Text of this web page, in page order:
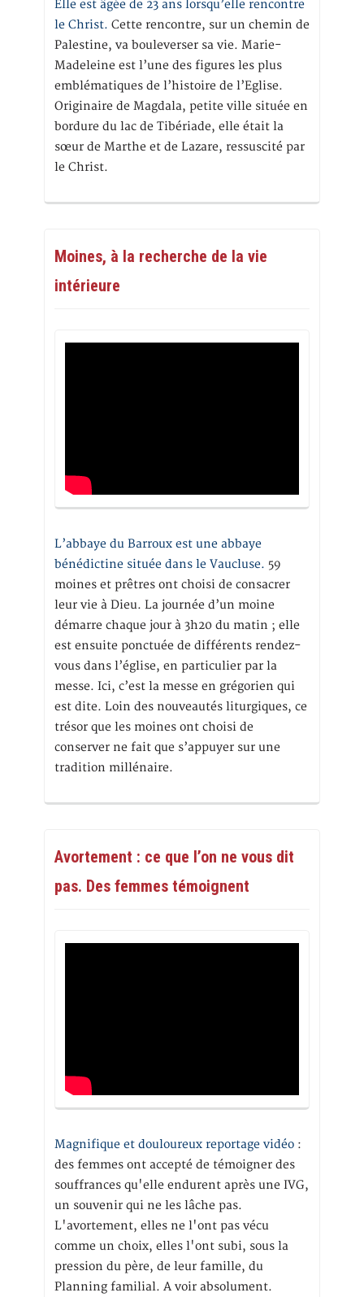
Elle est âgée de 23 ans lorsqu’elle rencontre
le Christ. Cette rencontre, sur un chemin de
Palestine, va bouleverser sa vie. Marie-
Madeleine est l’une des figures les plus
emblématiques de l’histoire de l’Eglise.
Originaire de Magdala, petite ville située en
bordure du lac de Tibériade, elle était la
sœur de Marthe et de Lazare, ressuscité par
le Christ.
Moines, à la recherche de la vie
intérieure
L’abbaye du Barroux est une abbaye
bénédictine située dans le Vaucluse. 59
moines et prêtres ont choisi de consacrer
leur vie à Dieu. La journée d’un moine
démarre chaque jour à 3h20 du matin ; elle
est ensuite ponctuée de différents rendez-
vous dans l’église, en particulier par la
messe. Ici, c’est la messe en grégorien qui
est dite. Loin des nouveautés liturgiques, ce
trésor que les moines ont choisi de
conserver ne fait que s’appuyer sur une
tradition millénaire.
Avortement : ce que l’on ne vous dit
pas. Des femmes témoignent
Magnifique et douloureux reportage vidéo :
des femmes ont accepté de témoigner des
souffrances qu'elle endurent après une IVG,
un souvenir qui ne les lâche pas.
L'avortement, elles ne l'ont pas vécu
comme un choix, elles l'ont subi, sous la
pression du père, de leur famille, du
Planning familial. A voir absolument.